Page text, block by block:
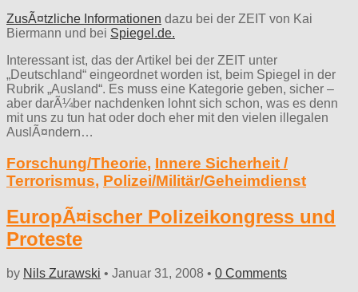
ZusÃ¤tzliche Informationen dazu bei der ZEIT von Kai
Biermann und bei Spiegel.de.
Interessant ist, das der Artikel bei der ZEIT unter
„Deutschland“ eingeordnet worden ist, beim Spiegel in der
Rubrik „Ausland“. Es muss eine Kategorie geben, sicher –
aber darÃ¼ber nachdenken lohnt sich schon, was es denn
mit uns zu tun hat oder doch eher mit den vielen illegalen
AuslÃ¤ndern…
Forschung/Theorie, Innere Sicherheit /
Terrorismus, Polizei/Militär/Geheimdienst
EuropÃ¤ischer Polizeikongress und
Proteste
by Nils Zurawski • Januar 31, 2008 • 0 Comments